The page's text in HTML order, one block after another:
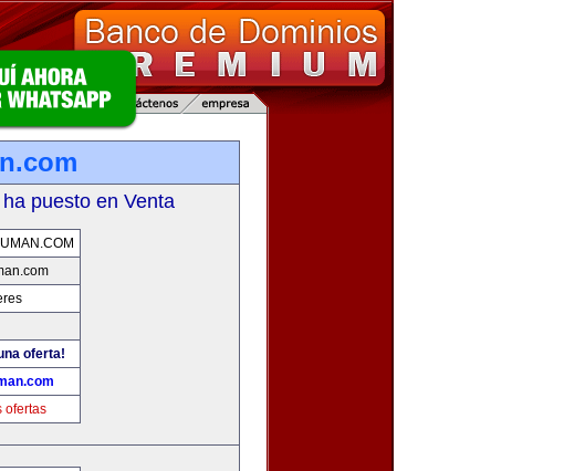
puesto en Venta
oferta!
ofertas